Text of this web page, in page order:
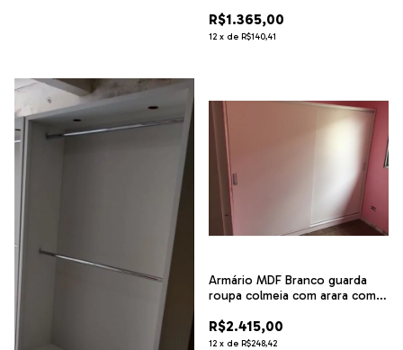
R$1.365,00
12 x de R$140,41
Armário MDF Branco guarda
roupa colmeia com arara com
R$2.415,00
12 x de R$248,42